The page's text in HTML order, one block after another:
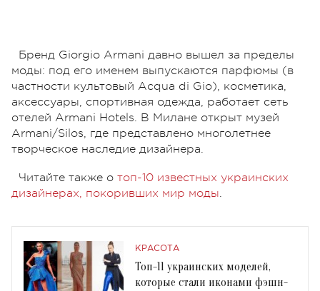
Бренд Giorgio Armani давно вышел за пределы
моды: под его именем выпускаются парфюмы (в
частности культовый Acqua di Gio), косметика,
аксессуары, спортивная одежда, работает сеть
отелей Armani Hotels. В Милане открыт музей
Armani/Silos, где представлено многолетнее
творческое наследие дизайнера.
Читайте также о топ-10 известных украинских
дизайнерах, покоривших мир моды.
КРАСОТА
Топ-11 украинских моделей,
которые стали иконами фэшн-